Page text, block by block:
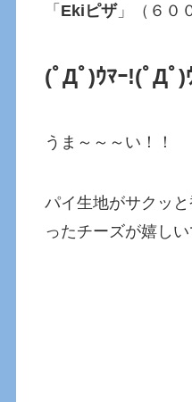
「 Ekiピザ」（６０
(ﾟДﾟ)ｳﾏｰ!(ﾟДﾟ)
うま～～～い！！
パイ生地がサクッ
ったチーズが嬉しい